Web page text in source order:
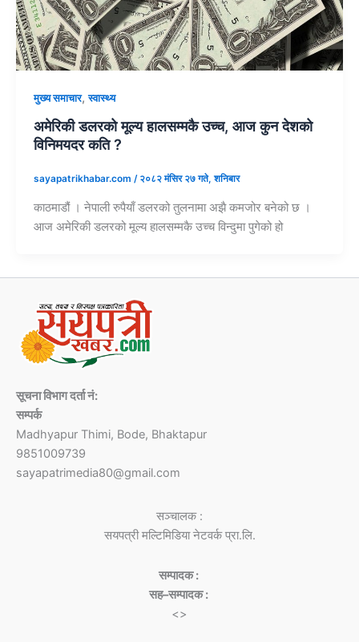
मुख्य समाचार,स्वास्थ्य
अमेरिकी डलरको मूल्य हालसम्मकै उच्च, आज कुन देशको
विनिमयदर कति ?
sayapatrikhabar.com / २०८२ मंसिर २७ गते, शनिबार
काठमाडौं । नेपाली रुपैयाँ डलरको तुलनामा अझै कमजोर बनेको छ ।
आज अमेरिकी डलरको मूल्य हालसम्मकै उच्च विन्दुमा पुगेको हो
सूचना विभाग दर्ता नं:
सम्पर्क
Madhyapur Thimi, Bode, Bhaktapur
9851009739
sayapatrimedia80@gmail.com
सञ्चालक :
सयपत्री मल्टिमिडिया नेटवर्क प्रा.लि.
सम्पादक :
सह–सम्पादक :
<>